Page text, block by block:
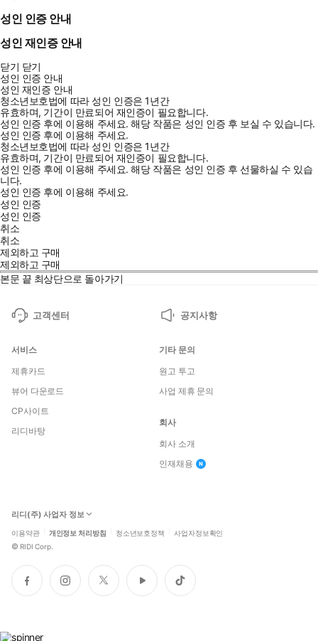
성인 인증 안내
성인 재인증 안내
닫기 닫기
성인 인증 안내
성인 재인증 안내
청소년보호법에 따라 성인 인증은 1년간
유효하며, 기간이 만료되어 재인증이 필요합니다.
성인 인증 후에 이용해 주세요.해당 작품은 성인 인증 후 보실 수 있습니다.
성인 인증 후에 이용해 주세요.
청소년보호법에 따라 성인 인증은 1년간
유효하며, 기간이 만료되어 재인증이 필요합니다.
성인 인증 후에 이용해 주세요.해당 작품은 성인 인증 후 선물하실 수 있습
니다.
성인 인증 후에 이용해 주세요.
성인 인증
성인 인증
취소
취소
제외하고 구매
제외하고 구매
본문 끝 최상단으로 돌아가기
고객센터 공지사항
서비스
제휴카드
뷰어 다운로드
CP사이트
리디바탕
기타 문의
원고 투고
사업 제휴 문의
회사
회사 소개
인재채용
리디(주) 사업자 정보
이용약관 개인정보 처리방침 청소년보호정책 사업자정보확인
© RIDI Corp.
페
이
인
스
트
위
유
튜
틱
톡